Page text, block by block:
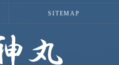
SITEMAP